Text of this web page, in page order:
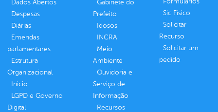
Dados Abertos
Despesas
Diárias
Emendas
parlamentares
Estrutura
Organizacional
Inicio
LGPD e Governo
Digital
Gabinete do
Prefeito
Idosos
INCRA
Meio
Ambiente
Ouvidoria e
Serviço de
Informação
Recursos
Sic Físico
Solicitar
Recurso
Solicitar um
pedido